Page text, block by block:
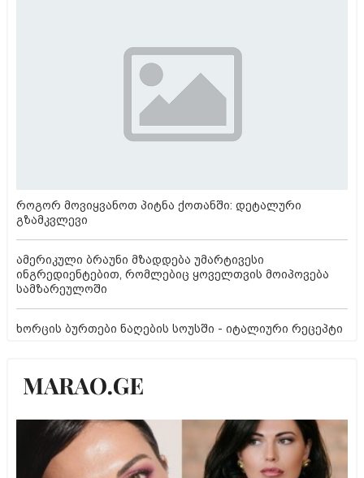
როგორ მოვიყვანოთ პიტნა ქოთანში: დეტალური
გზამკვლევი
ამერიკული ბრაუნი მზადდება უმარტივესი
ინგრედიენტებით, რომლებიც ყოველთვის მოიპოვება
სამზარეულოში
ხორცის ბურთები ნაღების სოუსში - იტალიური რეცეპტი